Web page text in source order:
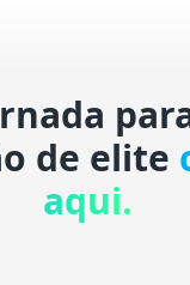
de elite
aqui.